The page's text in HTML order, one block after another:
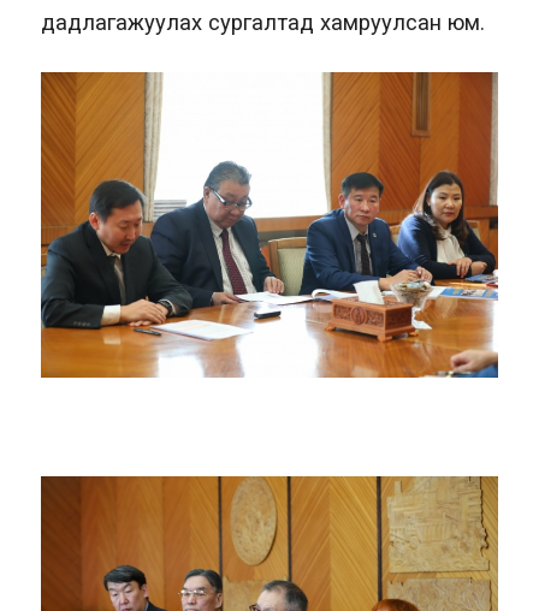
дадлагажуулах сургалтад хамруулсан юм.